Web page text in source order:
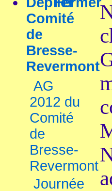
Comité
de
Bresse-
Revermont
AG
2012 du
Comité
de
Bresse-
Revermont
Journée